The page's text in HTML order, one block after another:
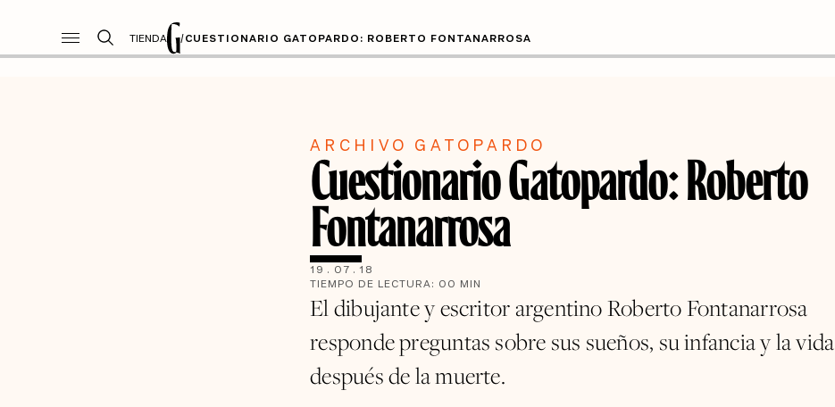
TIENDA /CUESTIONARIO GATOPARDO: ROBERTO FONTANARROSA
ARCHIVO GATOPARDO
Cuestionario Gatopardo: Roberto
Fontanarrosa
19 . 07 . 18
TIEMPO DE LECTURA: 00 MIN
El dibujante y escritor argentino Roberto Fontanarrosa
responde preguntas sobre sus sueños, su infancia y la vida
después de la muerte.